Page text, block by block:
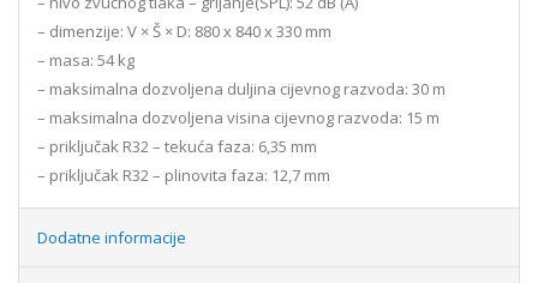
– dimenzije: V × Š × D: 880 x 840 x 330 mm
– masa: 54 kg
– maksimalna dozvoljena duljina cijevnog razvoda: 30 m
– maksimalna dozvoljena visina cijevnog razvoda: 15 m
– priključak R32 – tekuća faza: 6,35 mm
– priključak R32 – plinovita faza: 12,7 mm
Dodatne informacije